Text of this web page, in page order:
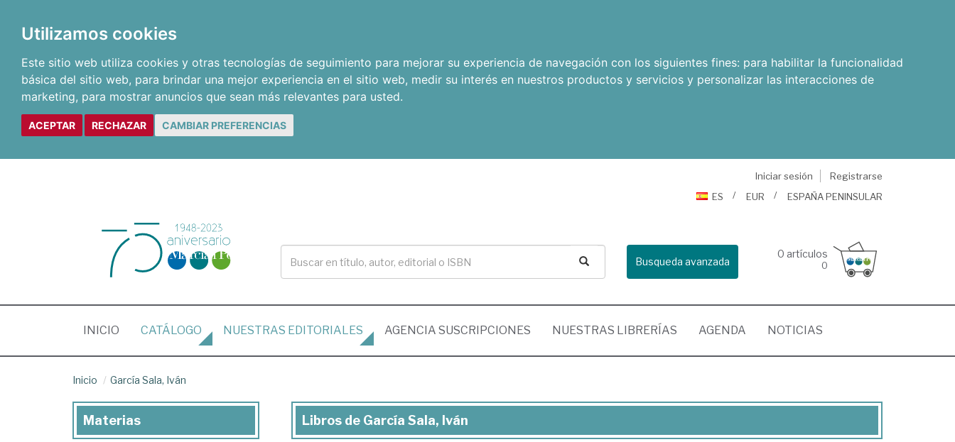
Utilizamos cookies
Este sitio web utiliza cookies y otras tecnologías de seguimiento para mejorar su experiencia de navegación con los siguientes fines: para habilitar la funcionalidad
básica del sitio web, para brindar una mejor experiencia en el sitio web, medir su interés en nuestros productos y servicios y personalizar las interacciones de
marketing, para mostrar anuncios que sean más relevantes para usted.
ACEPTAR RECHAZAR CAMBIAR PREFERENCIAS
Iniciar sesión
Registrarse
ES
EUR ESPAÑA PENINSULAR
Busqueda avanzada
0 artículos
0
INICIO (CURRENT)
CATÁLOGO NUESTRAS EDITORIALES AGENCIA SUSCRIPCIONES NUESTRAS LIBRERÍAS AGENDA NOTICIAS
Inicio García Sala, Iván
Libros
Libros de García Sala, Iván
Materias